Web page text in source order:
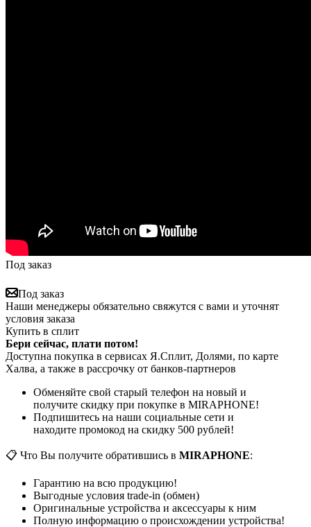
Под заказ
Под заказ
Наши менеджеры обязательно свяжутся с вами и уточнят
условия заказа
Купить в сплит
Бери сейчас, плати потом!
Доступна покупка в сервисах Я.Сплит, Долями, по карте
Халва, а также в рассрочку от банков-партнеров
Обменяйте свой старый телефон на новый и
получите скидку при покупке в MIRAPHONE!
Подпишитесь на наши социальные сети и
находите промокод на скидку 500 рублей!
📋 Что Вы получите обратившись в MIRAPHONE:
Гарантию на всю продукцию!
Выгодные условия trade-in (обмен)
Оригинальные устройства и аксессуары к ним
Полную информацию о происхождении устройства!